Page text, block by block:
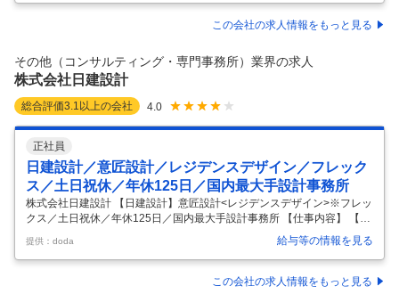
とつでも当てはまればまずは応募してみてください! <こんな会社、仕事
で働きたい> ・正社員として長く安心して働きたい ・未経験から営業を
にしたい <活かせる経験やスキル> ・多くの人と接する機会、仕事の経
験 ・スケジュール通りに段取りを組む仕事の経験 (静岡県…
この会社の求人情報をもっと見る
その他（コンサルティング・専門事務所）業界の求人
株式会社日建設計
総合評価3.1 以上の会社 4.0
正社員
日建設計／意匠設計／レジデンスデザイン／フレック
ス／土日祝休／年休125日／国内最大手設計事務所
株式会社日建設計 【日建設計】意匠設計<レジデンスデザイン>※フレッ
クス／土日祝休／年休125日／国内最大手設計事務所 【仕事内容】 【日
建設計】意匠設計<レジデンスデザイン>※フレックス／土日祝休／年休
125日／国内最大手設計事務所 【具体的な仕事内容】 ～年間休日125日
／国内外に拠点を設け、日本を代表する大手設計事務所～ ■業務内容 当
社が取り組むプロジェクトに、設計担当の一人として参画いただきま
提供：doda 給与等の情報を見る
この会社の求人情報をもっと見る